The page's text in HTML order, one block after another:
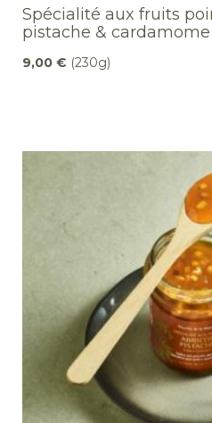
Spécialité aux fruits
pistache & cardamome
9,00 € (230g)